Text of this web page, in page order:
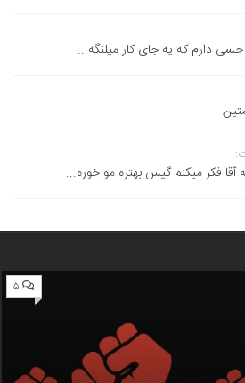
دارم که یه جای کار میلنگه...
فکر میکنم گیس بهتره مو خوره...
۵